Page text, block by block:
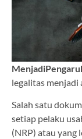
legalitas menjadi
Salah satu
setiap pelaku
(NRP) atau yang